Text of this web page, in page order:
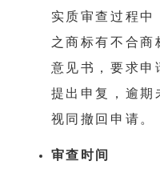
实质审查过程中
之商标有不合商
意见书，要求
提出申复，逾期
视同撤回申请。
审查时间